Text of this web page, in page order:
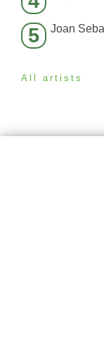
5 Joan
All artists